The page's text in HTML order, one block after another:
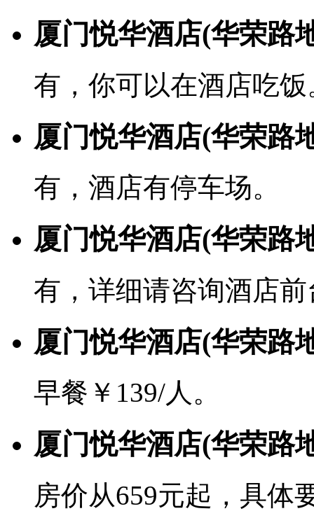
厦门悦华酒店(华荣路
有，你可以在酒店吃饭
厦门悦华酒店(华荣路
有，酒店有停车场。
厦门悦华酒店(华荣路
有，详细请咨询酒店前
厦门悦华酒店(华荣路
早餐￥139/人。
厦门悦华酒店(华荣路
房价从659元起，具体